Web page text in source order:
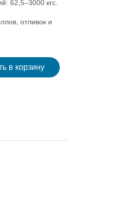
62,5–3000 кгс.
отливок и
в корзину